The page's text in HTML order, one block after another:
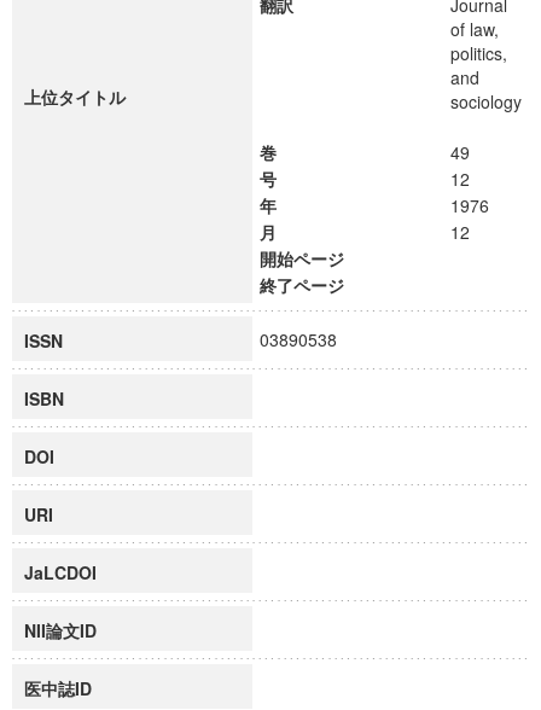
上位タイトル
翻訳
Journal
of law,
politics,
and
sociology
巻
49
号
12
年
1976
月
12
開始ページ
終了ページ
ISSN 03890538
ISBN
DOI
URI
JaLCDOI
NII論文ID
医中誌ID